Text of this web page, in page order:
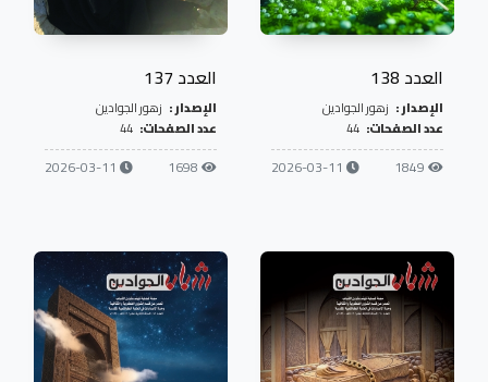
العدد 138
الإصدار : زهور الجوادين
عدد الصفحات: 44
1849
2026-03-11
العدد 137
الإصدار : زهور الجوادين
عدد الصفحات: 44
1698
2026-03-11